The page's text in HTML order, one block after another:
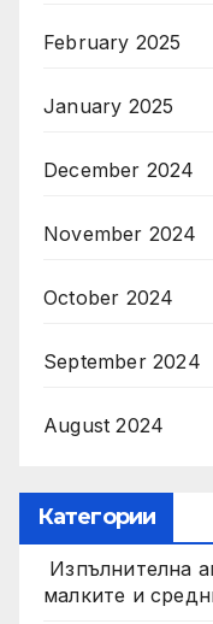
February 2025
January 2025
December 2024
November 2024
October 2024
September 2024
August 2024
Категории
Изпълнителна
малките и